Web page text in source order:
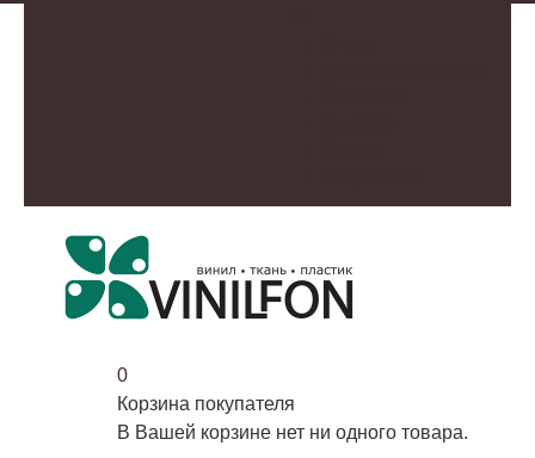
0
Корзина покупателя
В Вашей корзине нет ни одного товара.